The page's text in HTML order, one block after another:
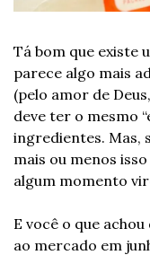
Tá bom que existe
parece algo mais
(pelo amor de
deve ter o mesmo
ingredientes. Mas,
mais ou menos
algum momento
E você o que
ao mercado em